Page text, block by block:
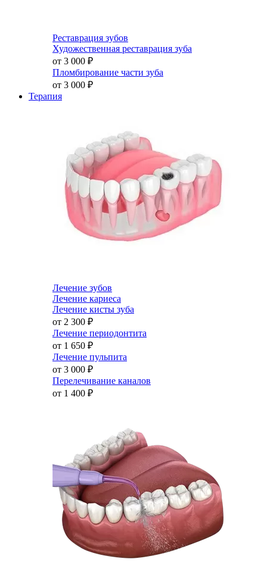
Реставрация зубов
Художественная реставрация зуба
от 3 000 ₽
Пломбирование части зуба
от 3 000 ₽
Терапия
Лечение зубов
Лечение кариеса
Лечение кисты зуба
от 2 300 ₽
Лечение периодонтита
от 1 650 ₽
Лечение пульпита
от 3 000 ₽
Перелечивание каналов
от 1 400 ₽